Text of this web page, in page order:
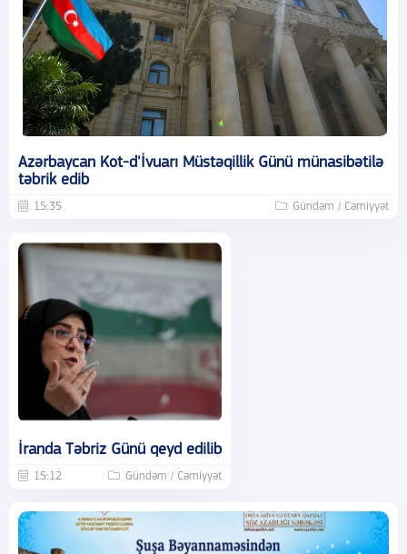
Azərbaycan Kot-d'İvuarı Müstəqillik Günü münasibətilə
təbrik edib
15:35 Gündəm / Cəmiyyət
İranda Təbriz Günü qeyd edilib
15:12 Gündəm / Cəmiyyət